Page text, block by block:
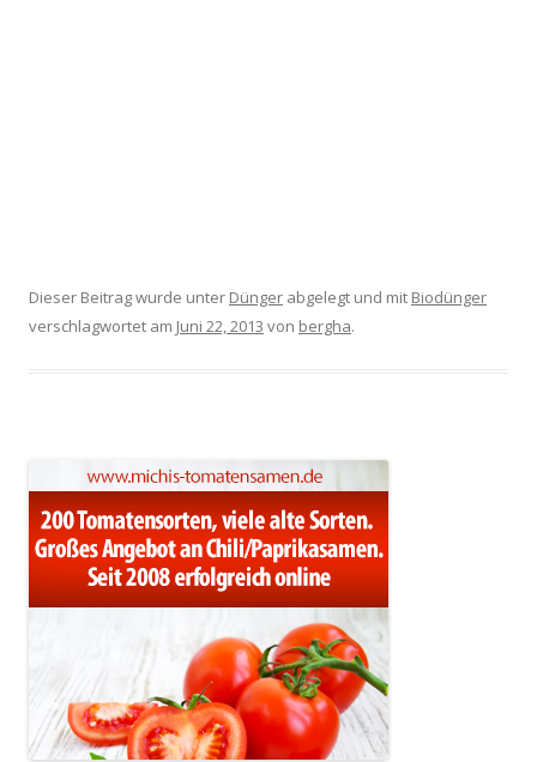
Dieser Beitrag wurde unter Dünger abgelegt und mit Biodünger
verschlagwortet am Juni 22, 2013 von bergha.